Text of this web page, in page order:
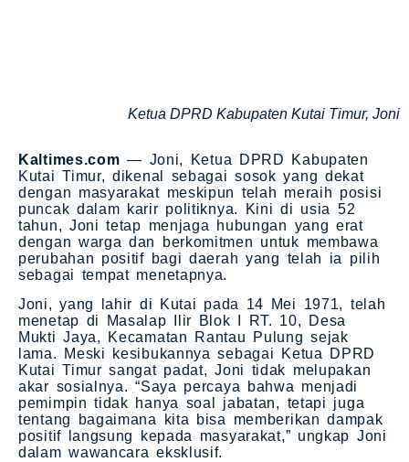
Ketua DPRD Kabupaten Kutai Timur, Joni
Kaltimes.com — Joni, Ketua DPRD Kabupaten
Kutai Timur, dikenal sebagai sosok yang dekat
dengan masyarakat meskipun telah meraih posisi
puncak dalam karir politiknya. Kini di usia 52
tahun, Joni tetap menjaga hubungan yang erat
dengan warga dan berkomitmen untuk membawa
perubahan positif bagi daerah yang telah ia pilih
sebagai tempat menetapnya.
Joni, yang lahir di Kutai pada 14 Mei 1971, telah
menetap di Masalap Ilir Blok I RT. 10, Desa
Mukti Jaya, Kecamatan Rantau Pulung sejak
lama. Meski kesibukannya sebagai Ketua DPRD
Kutai Timur sangat padat, Joni tidak melupakan
akar sosialnya. “Saya percaya bahwa menjadi
pemimpin tidak hanya soal jabatan, tetapi juga
tentang bagaimana kita bisa memberikan dampak
positif langsung kepada masyarakat,” ungkap Joni
dalam wawancara eksklusif.